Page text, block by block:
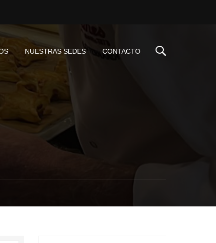
NUESTRAS SEDES CONTACTO